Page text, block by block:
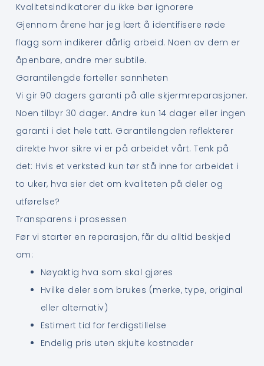
Kvalitetsindikatorer du ikke bør ignorere
Gjennom årene har jeg lært å identifisere røde
flagg som indikerer dårlig arbeid. Noen av dem er
åpenbare, andre mer subtile.
Garantilengde forteller sannheten
Vi gir 90 dagers garanti på alle skjermreparasjoner.
Noen tilbyr 30 dager. Andre kun 14 dager eller ingen
garanti i det hele tatt. Garantilengden reflekterer
direkte hvor sikre vi er på arbeidet vårt. Tenk på
det: Hvis et verksted kun tør stå inne for arbeidet i
to uker, hva sier det om kvaliteten på deler og
utførelse?
Transparens i prosessen
Før vi starter en reparasjon, får du alltid beskjed
om:
Nøyaktig hva som skal gjøres
Hvilke deler som brukes (merke, type, original
eller alternativ)
Estimert tid for ferdigstillelse
Endelig pris uten skjulte kostnader